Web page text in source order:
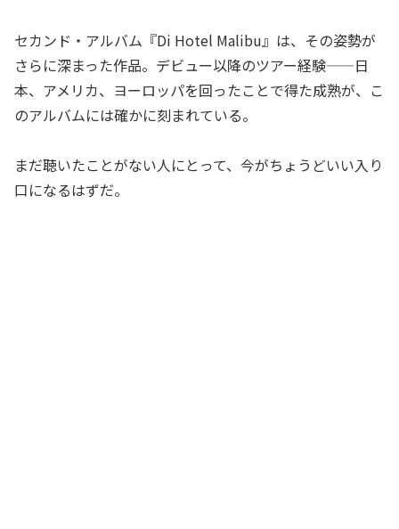
セカンド・アルバム『Di Hotel Malibu』は、その姿勢が
さらに深まった作品。デビュー以降のツアー経験——日
本、アメリカ、ヨーロッパを回ったことで得た成熟が、こ
のアルバムには確かに刻まれている。
まだ聴いたことがない人にとって、今がちょうどいい入り
口になるはずだ。